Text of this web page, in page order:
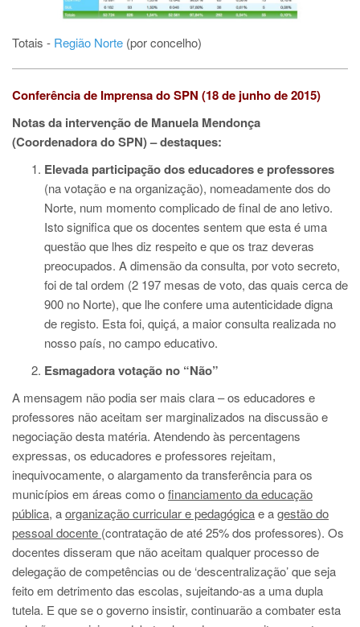
Totais - Região Norte (por concelho)
Conferência de Imprensa do SPN (18 de junho de 2015)
Notas da intervenção de Manuela Mendonça
(Coordenadora do SPN) – destaques:
Elevada participação dos educadores e professores
(na votação e na organização), nomeadamente dos do
Norte, num momento complicado de final de ano letivo.
Isto significa que os docentes sentem que esta é uma
questão que lhes diz respeito e que os traz deveras
preocupados. A dimensão da consulta, por voto secreto,
foi de tal ordem (2 197 mesas de voto, das quais cerca de
900 no Norte), que lhe confere uma autenticidade digna
de registo. Esta foi, quiçá, a maior consulta realizada no
nosso país, no campo educativo.
Esmagadora votação no “Não”
A mensagem não podia ser mais clara – os educadores e
professores não aceitam ser marginalizados na discussão e
negociação desta matéria. Atendendo às percentagens
expressas, os educadores e professores rejeitam,
inequivocamente, o alargamento da transferência para os
municípios em áreas como ofinanciamento da educação
pública, aorganização curricular e pedagógicae agestão do
pessoal docente (contratação de até 25% dos professores). Os
docentes disseram que não aceitam qualquer processo de
delegação de competências ou de ‘descentralização’ que seja
feito em detrimento das escolas, sujeitando-as a uma dupla
tutela. E que se o governo insistir, continuarão a combater esta